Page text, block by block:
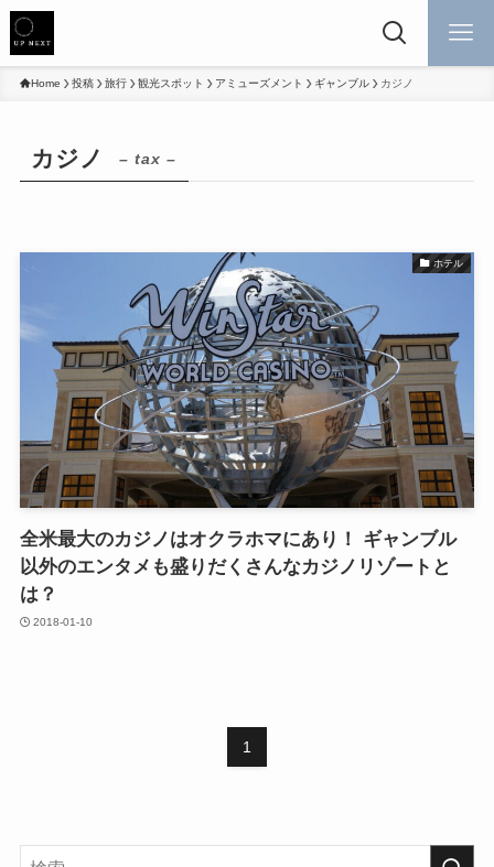
Home 投稿 旅行 観光スポット アミューズメント ギャンブル カジノ
カジノ – tax –
ホテル
全米最大のカジノはオクラホマにあり！ ギャンブル
以外のエンタメも盛りだくさんなカジノリゾートと
は？
2018-01-10
1